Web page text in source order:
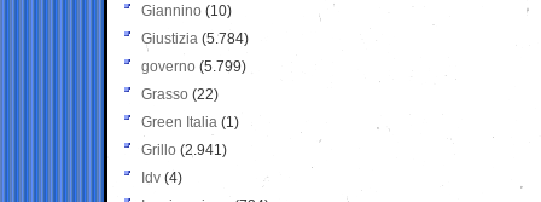
Giannino (10)
Giustizia (5.784)
governo (5.799)
Grasso (22)
Green Italia (1)
Grillo (2.941)
Idv (4)